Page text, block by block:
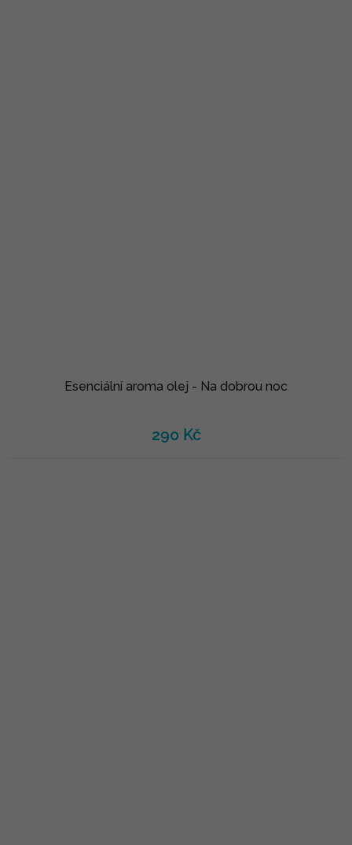
Esenciální aroma olej - Na dobrou noc
290 Kč